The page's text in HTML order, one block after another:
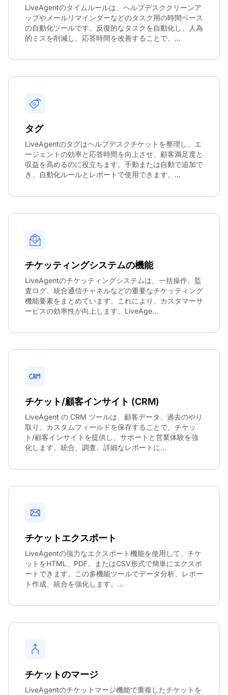
LiveAgentのタイムルールは、ヘルプデスククリーンア
ップやメールリマインダーなどのタスク用の時間ベース
の自動化ツールです。反復的なタスクを自動化し、人為
的ミスを削減し、応答時間を改善することで、...
タグ
LiveAgentのタグはヘルプデスクチケットを整理し、エ
ージェントの効率と応答時間を向上させ、顧客満足度と
収益を高めるのに役立ちます。手動または自動で追加で
き、自動化ルールとレポートで使用できます。...
チケッティングシステムの機能
LiveAgentのチケッティングシステムは、一括操作、監
査ログ、統合通信チャネルなどの重要なチケッティング
機能要素をまとめています。これにより、カスタマーサ
ービスの効率性が向上します。LiveAge...
チケット/顧客インサイト (CRM)
LiveAgent の CRM ツールは、顧客データ、過去のやり
取り、カスタムフィールドを保存することで、チケッ
ト/顧客インサイトを提供し、サポートと営業体験を強
化します。統合、調査、詳細なレポートに...
チケットエクスポート
LiveAgentの強力なエクスポート機能を使用して、チケ
ットをHTML、PDF、またはCSV形式で簡単にエクスポ
ートできます。この多機能ツールでデータ分析、レポー
ト作成、統合を強化します。...
チケットのマージ
LiveAgentのチケットマージ機能で重複したチケットを